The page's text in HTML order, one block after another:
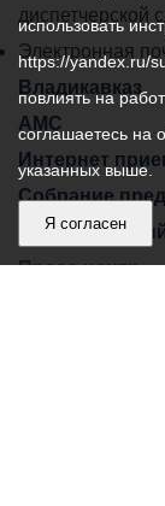
города
Владикавказ:
диспетчерской
Электронная
Владикавказ
АМС
Интернет
Собрание
Пресс-центр
использовать
https://yandex.ru/
повлиять на
соглашаетесь на
указанных выше.
Я согласен